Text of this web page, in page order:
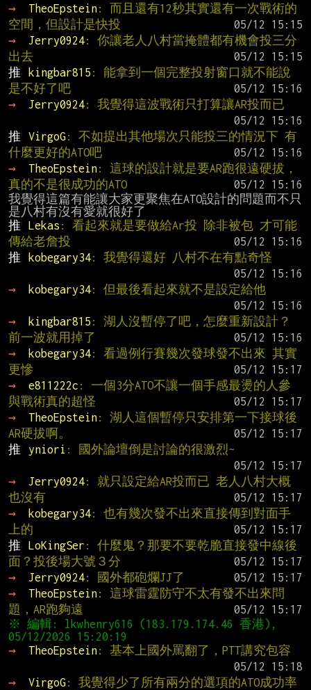
→
TheoEpstein: 而且還有12秒其實還有一次戰術的
空間，但設計是快投
→
Jerry0924: 你讓老人八村當掩體都有機會投三分
出去
推
kingbar815 : 能拿到一個完整投射窗口就不能說
是不好了吧
→
Jerry0924: 我覺得這波戰術只打算讓AR投而已
推
VirgoG: 不如提出其他場次只能投三的情況下 有
什麼更好的ATO吧
→
TheoEpstein: 這球的設計就是要AR跑很遠硬拔，
真的不是很成功的ATO
我覺得這篇有能讓大家更聚焦在ATO設計的問題而不只
推
Lekas : 看起來就是要做給Ar投 除非被包 才可能
傳給老詹投
推
kobegary34: 我覺得還好 八村不在有點奇怪
→
kobegary34: 但最後看起來就不是設定給他
→
kingbar815 : 湖人沒暫停了吧，怎麼重新設計？
前一波就用掉了
→
kobegary34: 看過例行賽幾次發球發不出來 其實
更慘
→
e811222c : 一個3分ATO不讓一個手感最燙的人參
與戰術真的超怪
→
TheoEpstein: 湖人這個暫停只安排第一下接球後
AR硬拔啊。
推
yniori : 國外論壇倒是討論的很激烈~
→
Jerry0924: 就只設定給AR投而已 老人八村大概
也沒有
→
kobegary34: 也有幾次發不出來直接傳到對面手
上的
推
LoKingSer : 什麼鬼？那要不要乾脆直接發中線後
面？投後場大號３分
→
Jerry0924: 國外都砲爛JJ了
→
TheoEpstein: 這球雷霆防守不太有發不出來問
題，AR跑夠遠
※ 編輯: lkwhenry616 (183.179.174.46 香港),
→
TheoEpstein: 基本上國外罵翻了，PTT講究包容
→
VirgoG: 我覺得少了所有兩分的選項的ATO成功率